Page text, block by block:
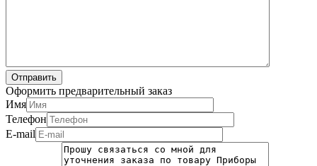
Оформить предварительный заказ
Имя
Телефон
E-mail